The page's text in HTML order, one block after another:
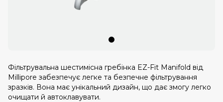
Фільтрувальна шестимісна гребінка EZ-Fit Manifold від
Millipore забезпечує легке та безпечне фільтрування
зразків. Вона має унікальний дизайн, що дає змогу легко
очищати й автоклавувати.